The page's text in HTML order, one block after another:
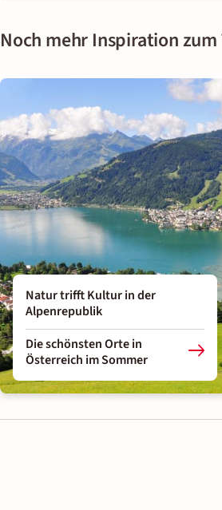
Noch mehr Inspiration zum
Natur trifft Kultur in der
Alpenrepublik
Die schönsten Orte in
Österreich im Sommer